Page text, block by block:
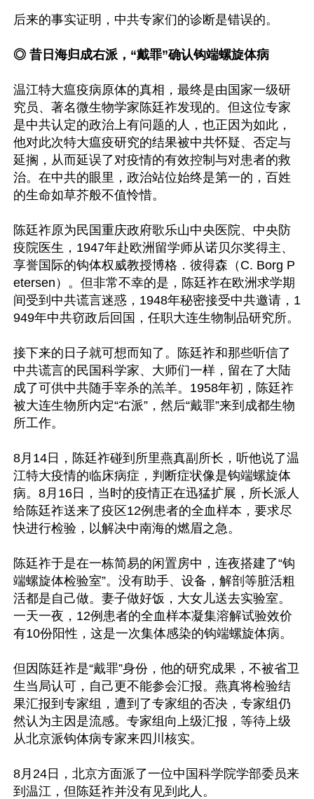
后来的事实证明，中共专家们的诊断是错误的。
◎ 昔日海归成右派，“戴罪”确认钩端螺旋体病
温江特大瘟疫病原体的真相，最终是由国家一级研
究员、著名微生物学家陈廷祚发现的。但这位专家
是中共认定的政治上有问题的人，也正因为如此，
他对此次特大瘟疫研究的结果被中共怀疑、否定与
延搁，从而延误了对疫情的有效控制与对患者的救
治。在中共的眼里，政治站位始终是第一的，百姓
的生命如草芥般不值怜惜。
陈廷祚原为民国重庆政府歌乐山中央医院、中央防
疫院医生，1947年赴欧洲留学师从诺贝尔奖得主、
享誉国际的钩体权威教授博格．彼得森（C. Borg P
etersen）。但非常不幸的是，陈廷祚在欧洲求学期
间受到中共谎言迷惑，1948年秘密接受中共邀请，1
949年中共窃政后回国，任职大连生物制品研究所。
接下来的日子就可想而知了。陈廷祚和那些听信了
中共谎言的民国科学家、大师们一样，留在了大陆
成了可供中共随手宰杀的羔羊。1958年初，陈廷祚
被大连生物所内定“右派”，然后“戴罪”来到成都生物
所工作。
8月14日，陈廷祚碰到所里燕真副所长，听他说了温
江特大疫情的临床病症，判断症状像是钩端螺旋体
病。8月16日，当时的疫情正在迅猛扩展，所长派人
给陈廷祚送来了疫区12例患者的全血样本，要求尽
快进行检验，以解决中南海的燃眉之急。
陈廷祚于是在一栋简易的闲置房中，连夜搭建了“钩
端螺旋体检验室”。没有助手、设备，解剖等脏活粗
活都是自己做。妻子做好饭，大女儿送去实验室。
一天一夜，12例患者的全血样本凝集溶解试验效价
有10份阳性，这是一次集体感染的钩端螺旋体病。
但因陈廷祚是“戴罪”身份，他的研究成果，不被省卫
生当局认可，自己更不能参会汇报。燕真将检验结
果汇报到专家组，遭到了专家组的否决，专家组仍
然认为主因是流感。专家组向上级汇报，等待上级
从北京派钩体病专家来四川核实。
8月24日，北京方面派了一位中国科学院学部委员来
到温江，但陈廷祚并没有见到此人。